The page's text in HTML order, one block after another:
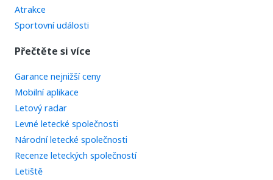
Atrakce
Sportovní události
Přečtěte si více
Garance nejnižší ceny
Mobilní aplikace
Letový radar
Levné letecké společnosti
Národní letecké společnosti
Recenze leteckých společností
Letiště